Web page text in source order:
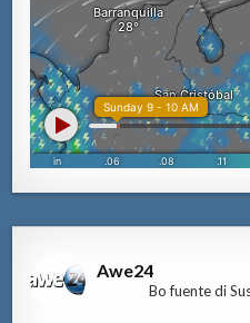
Awe24
Bo fuente di